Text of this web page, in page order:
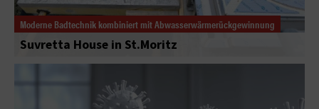
Moderne Badtechnik kombiniert mit Abwasserwärmerückgewinnung
Suvretta House in St.Moritz